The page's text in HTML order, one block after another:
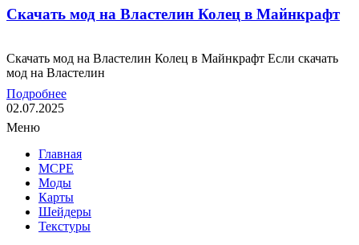
Скачать мод на Властелин Колец в Майнкрафт
Скачать мод на Властелин Колец в Майнкрафт Если скачать
мод на Властелин
Подробнее
02.07.2025
Меню
Главная
MCPE
Моды
Карты
Шейдеры
Текстуры